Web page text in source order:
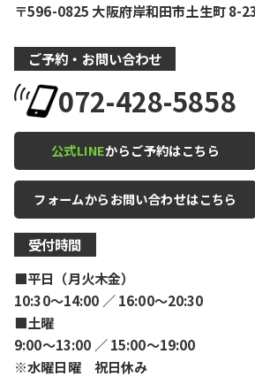
〒596-0825 大阪府岸和田市土生町 8-
ご予約・お問い合わせ
072-428-5858
公式LINEからご予約はこちら
フォームからお問い合わせはこちら
受付時間
■平日（月火木金）
10:30〜14:00 ／ 16:00〜20:30
■土曜
9:00〜13:00 ／ 15:00〜19:00
※水曜日曜 祝日休み